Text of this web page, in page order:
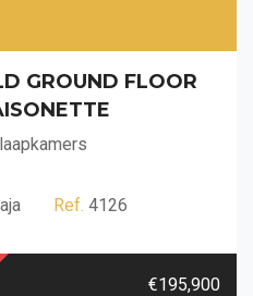
GROUND FLOOR
Ref. 4126
€195,900